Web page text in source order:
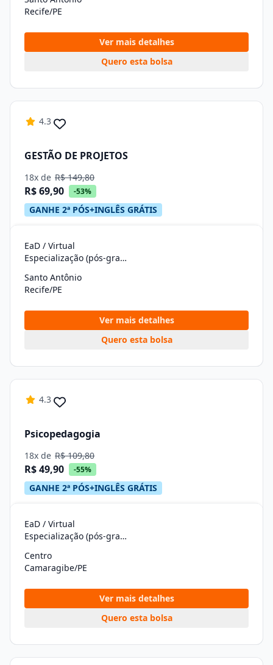
Recife/PE
Ver mais detalhes
Quero esta bolsa
4.3
GESTÃO DE PROJETOS
18x de R$ 149,80
R$ 69,90 -53%
GANHE 2ª PÓS+INGLÊS GRÁTIS
EaD / Virtual
Especialização (pós-graduação)
Santo Antônio
Recife/PE
Ver mais detalhes
Quero esta bolsa
4.3
Psicopedagogia
18x de R$ 109,80
R$ 49,90 -55%
GANHE 2ª PÓS+INGLÊS GRÁTIS
EaD / Virtual
Especialização (pós-graduação)
Centro
Camaragibe/PE
Ver mais detalhes
Quero esta bolsa